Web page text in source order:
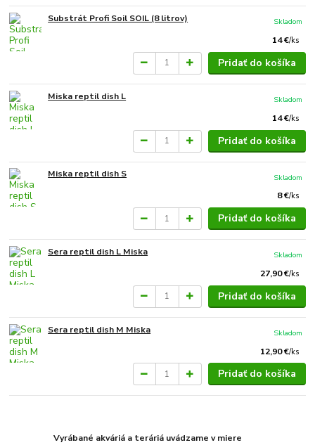
Substrát Profi Soil SOIL (8 litrov)
14 €/ks
Skladom
Pridať do košíka
Miska reptil dish L
14 €/ks
Skladom
Pridať do košíka
Miska reptil dish S
8 €/ks
Skladom
Pridať do košíka
Sera reptil dish L Miska
27,90 €/ks
Skladom
Pridať do košíka
Sera reptil dish M Miska
12,90 €/ks
Skladom
Pridať do košíka
Vyrábané akváriá a teráriá uvádzame v miere